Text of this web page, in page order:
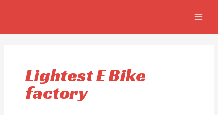
Lightest E Bike
factory